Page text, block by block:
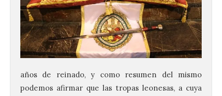
años de reinado, y como resumen del mismo
podemos afirmar que las tropas leonesas, a cuya